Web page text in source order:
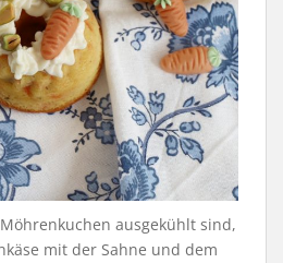
ausgekühlt sind,
mit der Sahne und dem